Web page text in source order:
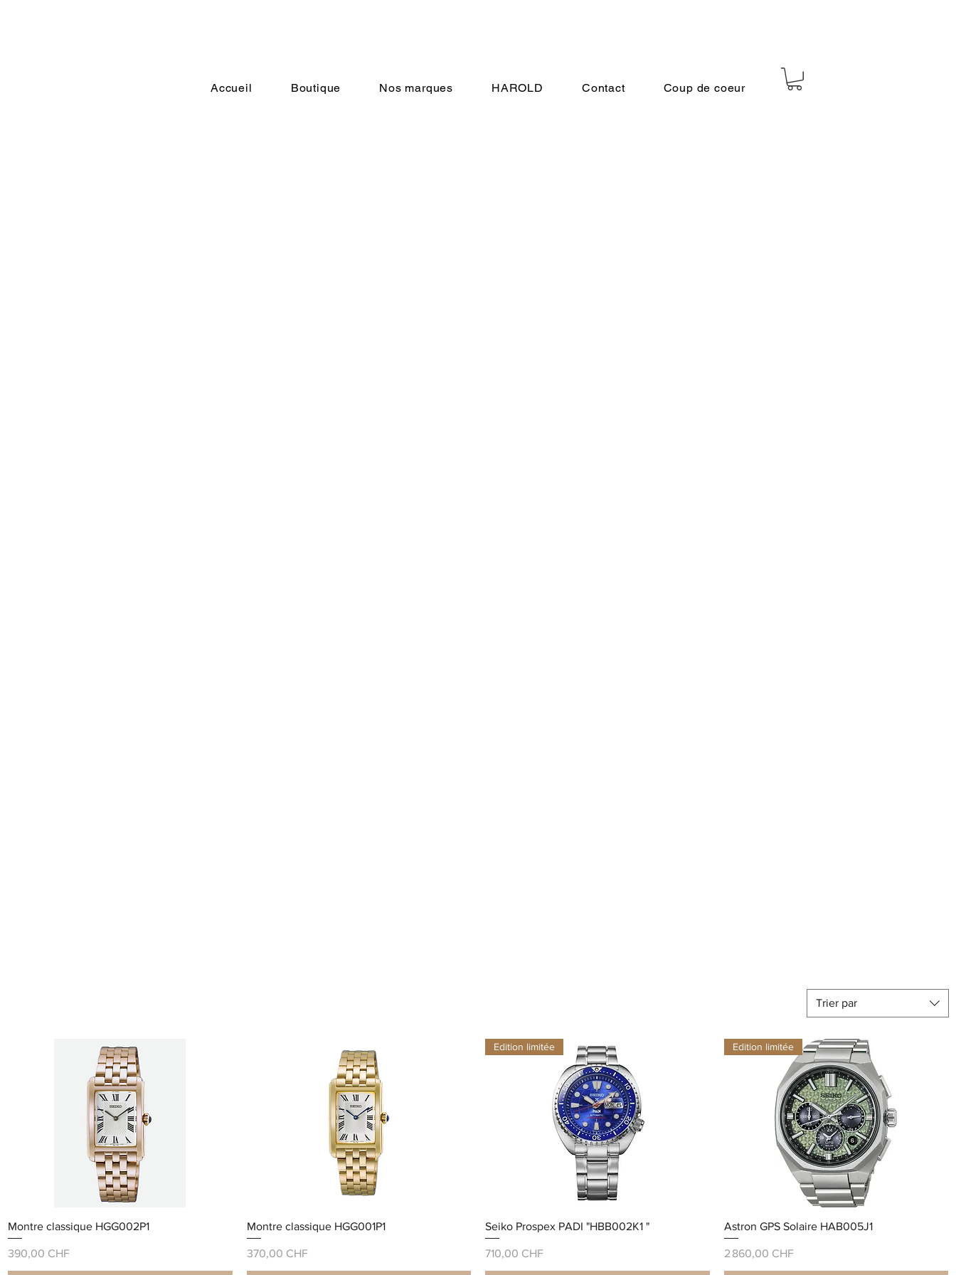
Accueil Boutique Nos marques HAROLD Contact Coup de coeur
Trier par
Montre classique HGG002P1
Prix
390,00 CHF
Montre classique HGG001P1
Prix
370,00 CHF
Edition limitée
Seiko Prospex PADI "HBB002K1 "
Prix
710,00 CHF
Edition limitée
Astron GPS Solaire HAB005J1
Prix
2 860,00 CHF